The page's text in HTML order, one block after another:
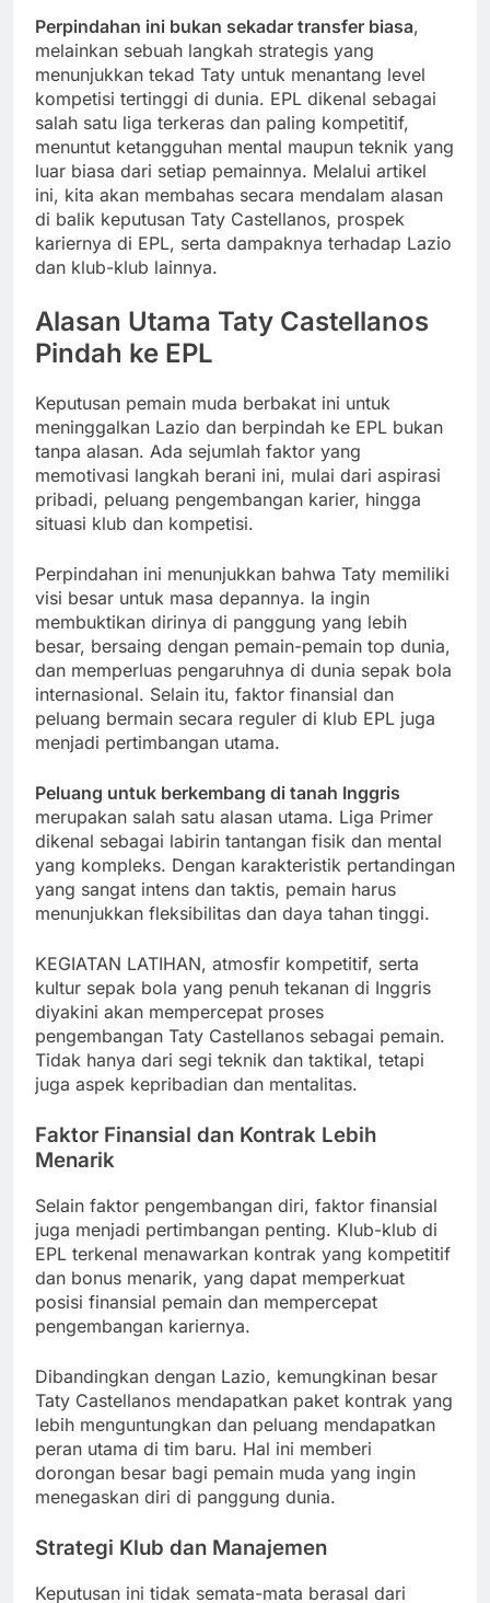
Perpindahan ini bukan sekadar transfer biasa,
melainkan sebuah langkah strategis yang
menunjukkan tekad Taty untuk menantang level
kompetisi tertinggi di dunia. EPL dikenal sebagai
salah satu liga terkeras dan paling kompetitif,
menuntut ketangguhan mental maupun teknik yang
luar biasa dari setiap pemainnya. Melalui artikel
ini, kita akan membahas secara mendalam alasan
di balik keputusan Taty Castellanos, prospek
kariernya di EPL, serta dampaknya terhadap Lazio
dan klub-klub lainnya.
Alasan Utama Taty Castellanos
Pindah ke EPL
Keputusan pemain muda berbakat ini untuk
meninggalkan Lazio dan berpindah ke EPL bukan
tanpa alasan. Ada sejumlah faktor yang
memotivasi langkah berani ini, mulai dari aspirasi
pribadi, peluang pengembangan karier, hingga
situasi klub dan kompetisi.
Perpindahan ini menunjukkan bahwa Taty memiliki
visi besar untuk masa depannya. Ia ingin
membuktikan dirinya di panggung yang lebih
besar, bersaing dengan pemain-pemain top dunia,
dan memperluas pengaruhnya di dunia sepak bola
internasional. Selain itu, faktor finansial dan
peluang bermain secara reguler di klub EPL juga
menjadi pertimbangan utama.
Peluang untuk berkembang di tanah Inggris
merupakan salah satu alasan utama. Liga Primer
dikenal sebagai labirin tantangan fisik dan mental
yang kompleks. Dengan karakteristik pertandingan
yang sangat intens dan taktis, pemain harus
menunjukkan fleksibilitas dan daya tahan tinggi.
KEGIATAN LATIHAN, atmosfir kompetitif, serta
kultur sepak bola yang penuh tekanan di Inggris
diyakini akan mempercepat proses
pengembangan Taty Castellanos sebagai pemain.
Tidak hanya dari segi teknik dan taktikal, tetapi
juga aspek kepribadian dan mentalitas.
Faktor Finansial dan Kontrak Lebih
Menarik
Selain faktor pengembangan diri, faktor finansial
juga menjadi pertimbangan penting. Klub-klub di
EPL terkenal menawarkan kontrak yang kompetitif
dan bonus menarik, yang dapat memperkuat
posisi finansial pemain dan mempercepat
pengembangan kariernya.
Dibandingkan dengan Lazio, kemungkinan besar
Taty Castellanos mendapatkan paket kontrak yang
lebih menguntungkan dan peluang mendapatkan
peran utama di tim baru. Hal ini memberi
dorongan besar bagi pemain muda yang ingin
menegaskan diri di panggung dunia.
Strategi Klub dan Manajemen
Keputusan ini tidak semata-mata berasal dari